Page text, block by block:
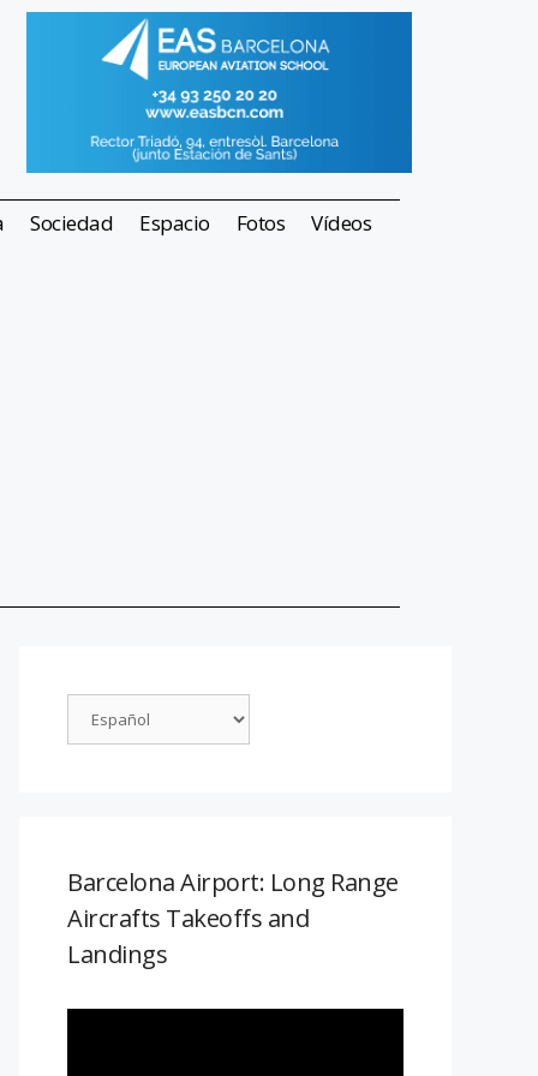
Sociedad Espacio Fotos Vídeos
Barcelona Airport: Long Range
Aircrafts Takeoffs and
Landings